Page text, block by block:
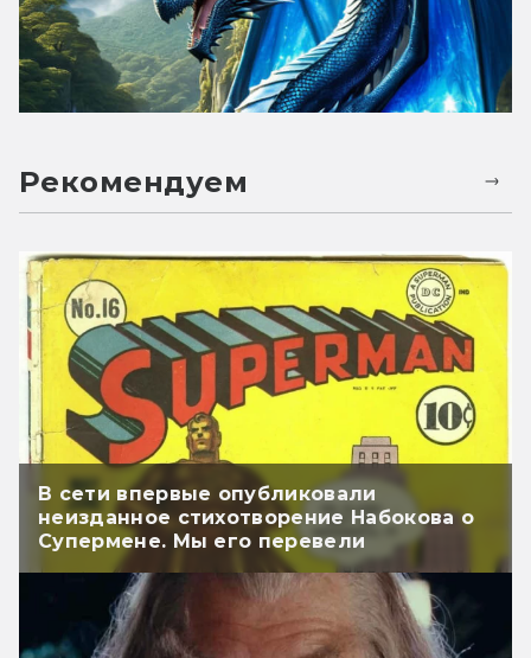
Рекомендуем
В сети впервые опубликовали
неизданное стихотворение Набокова о
Супермене. Мы его перевели